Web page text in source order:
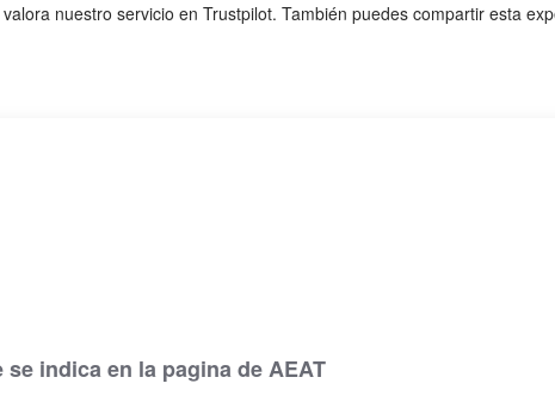
nuestro servicio en Trustpilot. También puedes compartir esta
indica en la pagina de AEAT